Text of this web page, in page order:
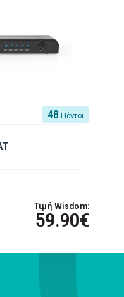
48 Πόντοι
Τιμή Wisdom:
59.90€